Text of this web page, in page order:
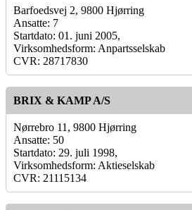
Barfoedsvej 2, 9800 Hjørring
Ansatte: 7
Startdato: 01. juni 2005,
Virksomhedsform: Anpartsselskab
CVR: 28717830
BRIX & KAMP A/S
Nørrebro 11, 9800 Hjørring
Ansatte: 50
Startdato: 29. juli 1998,
Virksomhedsform: Aktieselskab
CVR: 21115134